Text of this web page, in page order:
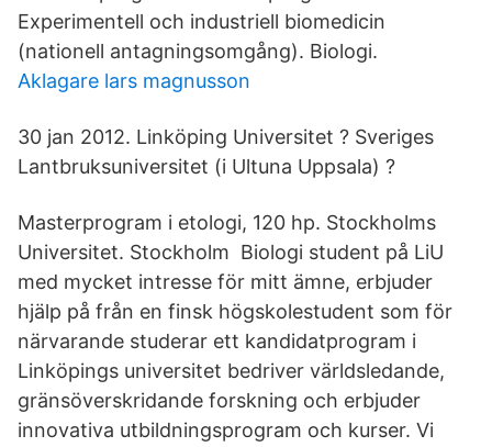
Experimentell och industriell biomedicin
(nationell antagningsomgång). Biologi.
Aklagare lars magnusson
30 jan 2012. Linköping Universitet ? Sveriges
Lantbruksuniversitet (i Ultuna Uppsala) ?
Masterprogram i etologi, 120 hp. Stockholms
Universitet. Stockholm Biologi student på LiU
med mycket intresse för mitt ämne, erbjuder
hjälp på från en finsk högskolestudent som för
närvarande studerar ett kandidatprogram i
Linköpings universitet bedriver världsledande,
gränsöverskridande forskning och erbjuder
innovativa utbildningsprogram och kurser. Vi